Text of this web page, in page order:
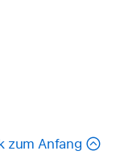
zum Anfang